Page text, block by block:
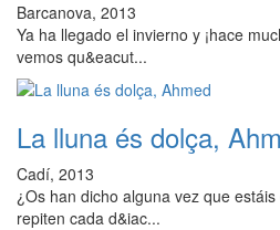
Barcanova, 2013
Ya ha llegado el invierno y ¡hace
vemos qu&eacut...
La lluna és dolça,
Cadí, 2013
¿Os han dicho alguna vez que
repiten cada d&iac...